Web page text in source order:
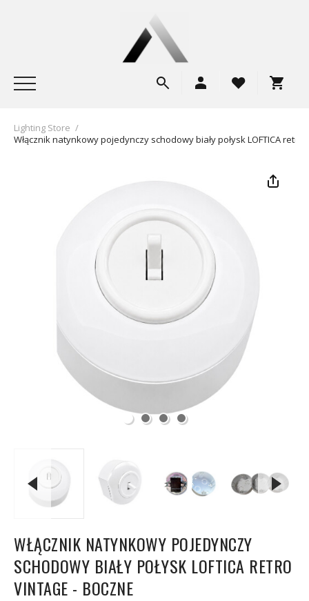
Lighting Store /
Włącznik natynkowy pojedynczy schodowy biały połysk LOFTICA retro
WŁĄCZNIK NATYNKOWY POJEDYNCZY
SCHODOWY BIAŁY POŁYSK LOFTICA RETRO
VINTAGE - BOCZNE